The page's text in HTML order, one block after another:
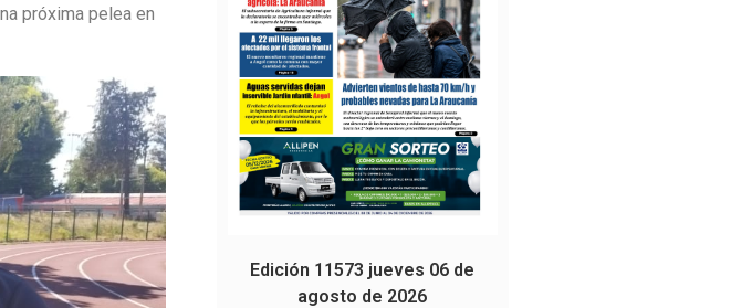
próxima pelea en
Edición 11573 jueves 06 de
agosto de 2026